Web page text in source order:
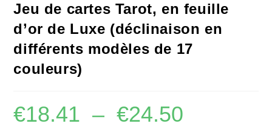
Jeu de cartes Tarot, en feuille
d’or de Luxe (déclinaison en
différents modèles de 17
couleurs)
€18.41 – €24.50